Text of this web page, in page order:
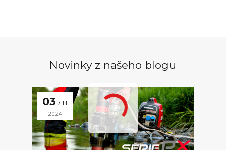
Novinky z našeho blogu
03 11
2024